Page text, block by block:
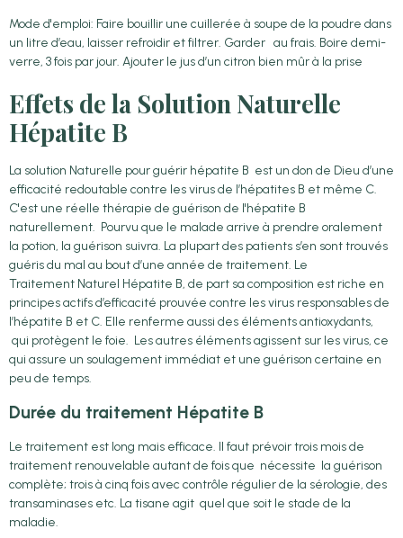
Mode d'emploi: Faire bouillir une cuillerée à soupe de la poudre dans
un litre d’eau, laisser refroidir et filtrer. Garder au frais. Boire demi-
verre, 3 fois par jour. Ajouter le jus d’un citron bien mûr à la prise
Effets de la Solution Naturelle
Hépatite B
La solution Naturelle pour guérir hépatite B est un don de Dieu d’une
efficacité redoutable contre les virus de l’hépatites B et même C.
C'est une réelle thérapie de guérison de l'hépatite B
naturellement. Pourvu que le malade arrive à prendre oralement
la potion, la guérison suivra. La plupart des patients s’en sont trouvés
guéris du mal au bout d’une année de traitement. Le
Traitement Naturel Hépatite B, de part sa composition est riche en
principes actifs d’efficacité prouvée contre les virus responsables de
l’hépatite B et C. Elle renferme aussi des éléments antioxydants,
qui protègent le foie. Les autres éléments agissent sur les virus, ce
qui assure un soulagement immédiat et une guérison certaine en
peu de temps.
Durée du traitement Hépatite B
Le traitement est long mais efficace. Il faut prévoir trois mois de
traitement renouvelable autant de fois que nécessite la guérison
complète; trois à cinq fois avec contrôle régulier de la sérologie, des
transaminases etc. La tisane agit quel que soit le stade de la
maladie.